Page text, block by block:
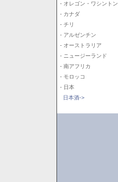
- オレゴン・ワシントン
- カナダ
- チリ
- アルゼンチン
- オーストラリア
- ニュージーランド
- 南アフリカ
- モロッコ
- 日本
日本酒->